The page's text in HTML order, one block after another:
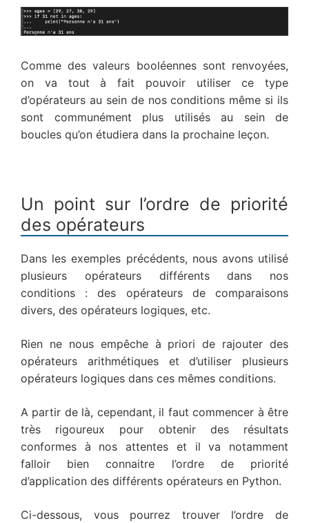
Comme des valeurs booléennes sont renvoyées,
on va tout à fait pouvoir utiliser ce type
d’opérateurs au sein de nos conditions même si ils
sont communément plus utilisés au sein de
boucles qu’on étudiera dans la prochaine leçon.
Un point sur l’ordre de priorité
des opérateurs
Dans les exemples précédents, nous avons utilisé
plusieurs opérateurs différents dans nos
conditions : des opérateurs de comparaisons
divers, des opérateurs logiques, etc.
Rien ne nous empêche à priori de rajouter des
opérateurs arithmétiques et d’utiliser plusieurs
opérateurs logiques dans ces mêmes conditions.
A partir de là, cependant, il faut commencer à être
très rigoureux pour obtenir des résultats
conformes à nos attentes et il va notamment
falloir bien connaitre l’ordre de priorité
d’application des différents opérateurs en Python.
Ci-dessous, vous pourrez trouver l’ordre de